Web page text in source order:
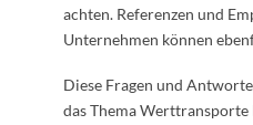
achten. Referenzen und
Unternehmen können
Diese Fragen und
das Thema Werttransporte